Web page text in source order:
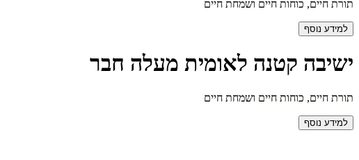
תורת חיים, כוחות חיים ושמחת חיים
למידע נוסף
ישיבה קטנה לאומית מעלה חבר
תורת חיים, כוחות חיים ושמחת חיים
למידע נוסף